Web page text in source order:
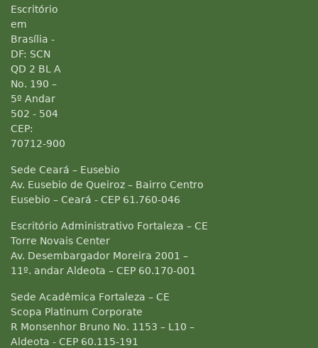
Escritório
em
Brasília -
DF: SCN
QD 2 BL A
No. 190 –
5º Andar
502 - 504
CEP:
70712-900
Sede Ceará – Eusebio
Av. Eusebio de Queiroz – Bairro Centro
Eusebio – Ceará - CEP 61.760-046
Escritório Administrativo Fortaleza – CE
Torre Novais Center
Av. Desembargador Moreira 2001 –
11º. andar Aldeota – CEP 60.170-001
Sede Acadêmica Fortaleza – CE
Scopa Platinum Corporate
R Monsenhor Bruno No. 1153 – L10 –
Aldeota - CEP 60.115-191